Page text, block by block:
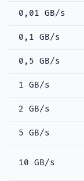
0,01 GB/s
0,1 GB/s
0,5 GB/s
1 GB/s
2 GB/s
5 GB/s
10 GB/s